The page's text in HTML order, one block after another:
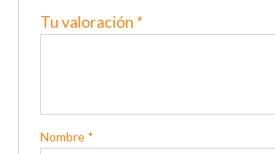
Tu valoración *
Nombre *